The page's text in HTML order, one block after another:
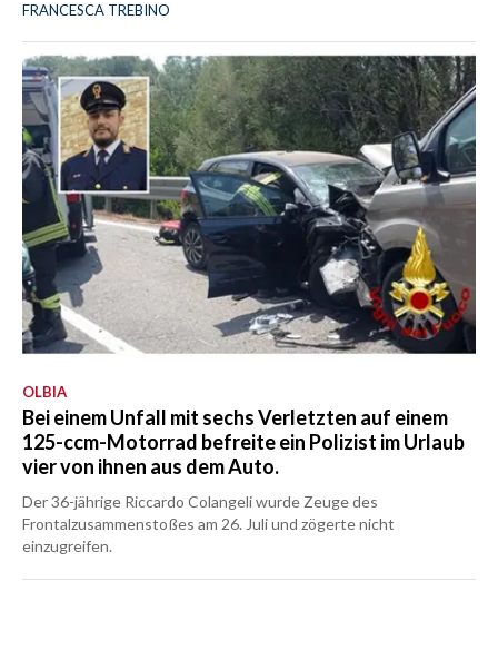
FRANCESCA TREBINO
OLBIA
Bei einem Unfall mit sechs Verletzten auf einem
125-ccm-Motorrad befreite ein Polizist im Urlaub
vier von ihnen aus dem Auto.
Der 36-jährige Riccardo Colangeli wurde Zeuge des
Frontalzusammenstoßes am 26. Juli und zögerte nicht
einzugreifen.